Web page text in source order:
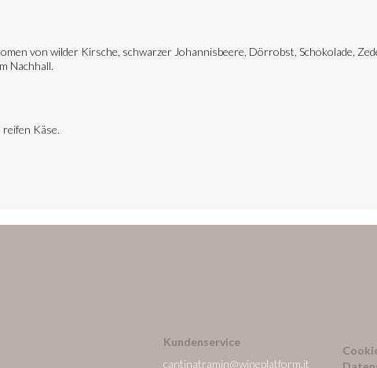
von wilder Kirsche, schwarzer Johannisbeere, Dörrobst, Schokolade,
Nachhall.
Käse.
Kundenservice
cantinatramin@wineplatform.it